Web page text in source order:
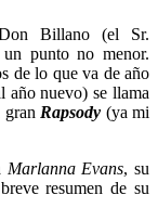
Billano (el Sr.
punto no menor.
de lo que va de año
año nuevo) se llama
gran Rapsody (ya mi
Marlanna Evans, su
resumen de su